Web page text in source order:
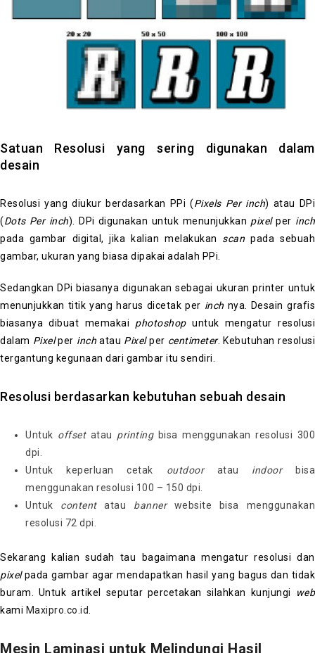
Satuan Resolusi yang sering digunakan dalam
desain
Resolusi yang diukur berdasarkan PPi (Pixels Per inch) atau DPi
(Dots Per inch). DPi digunakan untuk menunjukkan pixelper inch
pada gambar digital, jika kalian melakukan scan pada sebuah
gambar, ukuran yang biasa dipakai adalah PPi.
Sedangkan DPi biasanya digunakan sebagai ukuran printer untuk
menunjukkan titik yang harus dicetak per inch nya. Desain grafis
biasanya dibuat memakai photoshopuntuk mengatur resolusi
dalam Pixelper inch atau Pixelper centimeter. Kebutuhan resolusi
tergantung kegunaan dari gambar itu sendiri.
Resolusi berdasarkan kebutuhan sebuah desain
Untuk offsetatau printingbisa menggunakan resolusi 300
dpi.
Untuk keperluan cetak outdooratau indoorbisa
menggunakan resolusi 100 – 150 dpi.
Untuk contentatau bannerwebsite bisa menggunakan
resolusi 72 dpi.
Sekarang kalian sudah tau bagaimana mengatur resolusi dan
pixelpada gambar agar mendapatkan hasil yang bagus dan tidak
buram. Untuk artikel seputar percetakan silahkan kunjungi
web
kami Maxipro.co.id.
Mesin Laminasi untuk Melindungi Hasil